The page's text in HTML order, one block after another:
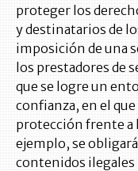
proteger los
y destinatarios de
imposición de una
los prestadores de
que se logre un
confianza, en el
protección frente
ejemplo, se
contenidos ilegales